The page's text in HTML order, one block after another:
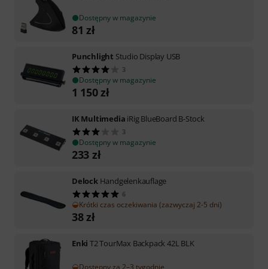
Dostępny w magazynie
81 zł
Punchlight Studio Display USB
3
Dostępny w magazynie
1 150zł
IK Multimedia iRig BlueBoard B-Stock
3
Dostępny w magazynie
233 zł
Delock Handgelenkauflage
6
Krótki czas oczekiwania (zazwyczaj 2-5 dni)
38zł
Enki T2 TourMax Backpack 42L BLK
Dostępny za 2–3 tygodnie